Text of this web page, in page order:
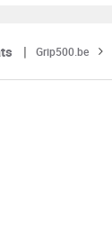
Grip500.be